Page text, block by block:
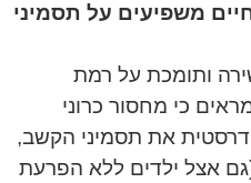
משפיעים על תסמיני
ותומכת על רמת
כי מחסור כרוני
את תסמיני הקשב,
אצל ילדים ללא הפרעת